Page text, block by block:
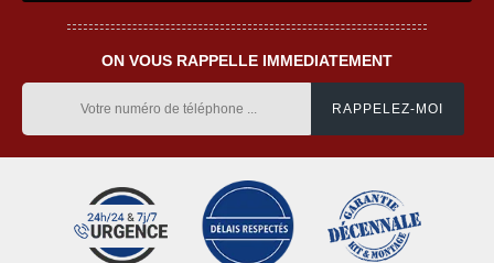
ON VOUS RAPPELLE IMMEDIATEMENT